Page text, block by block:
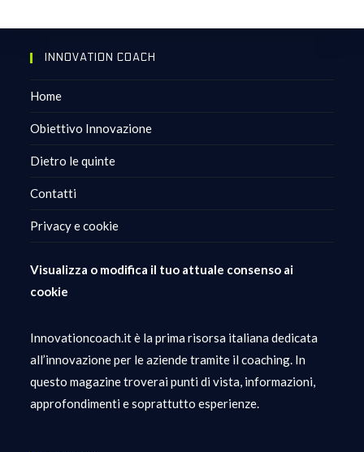
INNOVATION COACH
Home
Obiettivo Innovazione
Dietro le quinte
Contatti
Privacy e cookie
Visualizza o modifica il tuo attuale consenso ai
cookie
Innovationcoach.it è la prima risorsa italiana dedicata
all’innovazione per le aziende tramite il coaching. In
questo magazine troverai punti di vista, informazioni,
approfondimenti e soprattutto esperienze.